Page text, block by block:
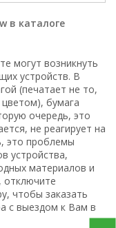
в каталоге
могут возникнуть
устройств. В
(печатает не то,
бумага
очередь, это
не реагирует на
это проблемы
устройства,
материалов и
отключите
чтобы заказать
с выездом к Вам в